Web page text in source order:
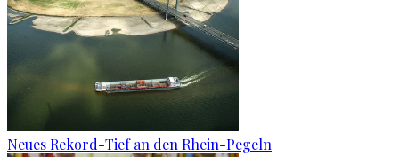
Neues Rekord-Tief an den Rhein-Pegeln